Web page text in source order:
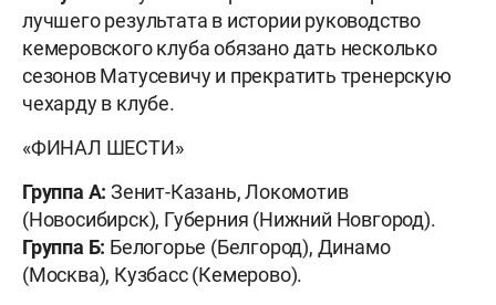
лучшего результата в истории руководство
кемеровского клуба обязано дать несколько
сезонов Матусевичу и прекратить тренерскую
чехарду в клубе.
«ФИНАЛ ШЕСТИ»
Группа А: Зенит-Казань, Локомотив
(Новосибирск), Губерния (Нижний Новгород).
Группа Б: Белогорье (Белгород), Динамо
(Москва), Кузбасс (Кемерово).